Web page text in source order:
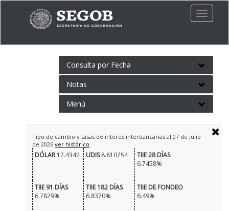
Toggle
Consulta por Fecha
Notas
Menú
Tipo de cambio y tasas de interés interbancarias al 07 de julio
de 2026ver histórico
DÓLAR17.4342 UDIS8.810754
TIIE 28 DÍAS
6.7458%
TIIE 91 DÍAS
6.7829%
TIIE 182 DÍAS
6.8370%
TIIE DE FONDEO
6.49%